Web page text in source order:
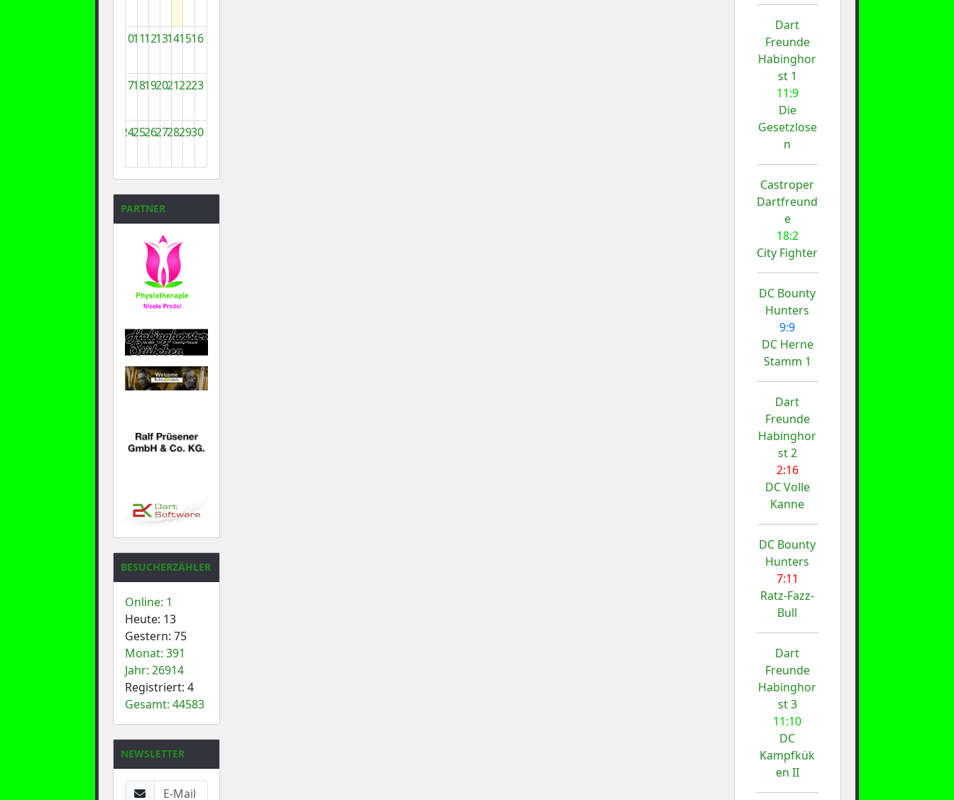
10111213141516
17181920212223
24252627282930
31 1 2 3 4 5 6
PARTNER
BESUCHERZÄHLER
Online: 1
Heute: 13
Gestern: 75
Monat: 391
Jahr: 26914
Registriert: 4
Gesamt: 44583
NEWSLETTER
Dart
Freunde
Habinghor
st 1
11:9
Die
Gesetzlose
n
Castroper
Dartfreund
e
18:2
City Fighter
DC Bounty
Hunters
9:9
DC Herne
Stamm 1
Dart
Freunde
Habinghor
st 2
2:16
DC Volle
Kanne
DC Bounty
Hunters
7:11
Ratz-Fazz-
Bull
Dart
Freunde
Habinghor
st 3
11:10
DC
Kampfkük
en II